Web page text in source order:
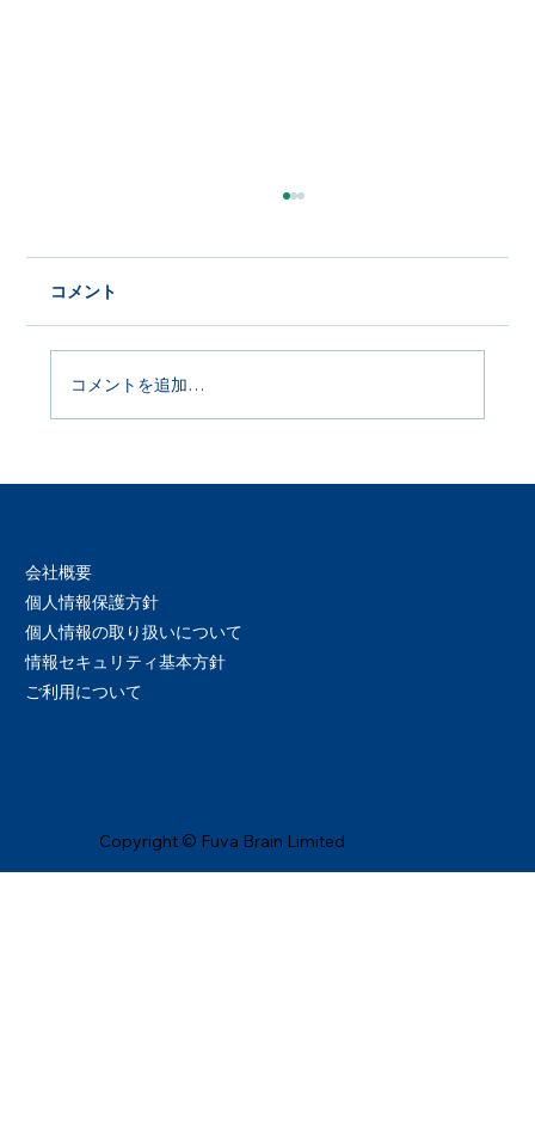
Product Update 2026年6月29日
コメント
コメントを追加…
Copyright © Fuva Brain Limited
会社概要
個人情報保護方針
個人情報の取り扱いについて
情報セキュリティ基本方針
ご利用について